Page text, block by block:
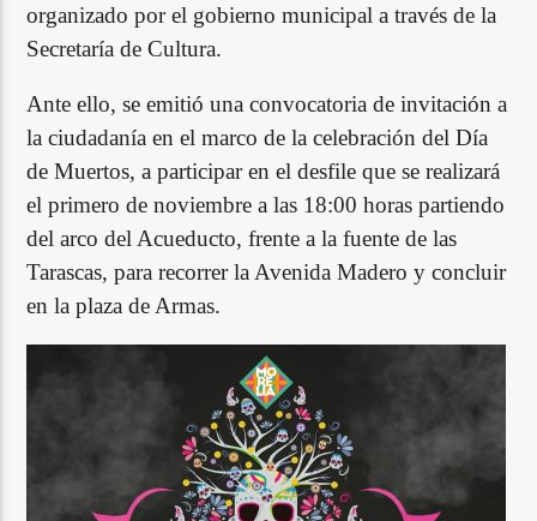
organizado por el gobierno municipal a través de la
Secretaría de Cultura.
Ante ello, se emitió una convocatoria de invitación a
la ciudadanía en el marco de la celebración del Día
de Muertos, a participar en el desfile que se realizará
el primero de noviembre a las 18:00 horas partiendo
del arco del Acueducto, frente a la fuente de las
Tarascas, para recorrer la Avenida Madero y concluir
en la plaza de Armas.